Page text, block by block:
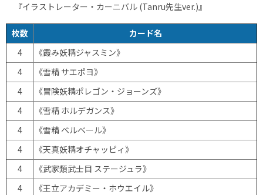
『イラストレーター・カーニバル (Tanru先生ver.)』
枚数
カード名
4
《霞み妖精ジャスミン》
4
《雪精 サエポヨ》
4
《冒険妖精ポレゴン・ジョーンズ》
4
《雪精 ホルデガンス》
4
《雪精 ベルベール》
4
《天真妖精オチャッピィ》
4
《武家類武士目 ステージュラ》
4
《王立アカデミー・ホウエイル》